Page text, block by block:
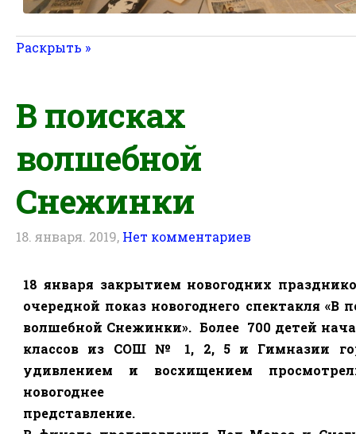
Раскрыть »
В поисках
волшебной
Снежинки
18. января. 2019, Нет комментариев
18 января закрытием новогодних
очередной показ новогоднего спектакля «В
волшебной Снежинки». Более 700 детей
классов из СОШ № 1, 2, 5 и Гимназии
удивлением и восхищением
новогоднее
представление.